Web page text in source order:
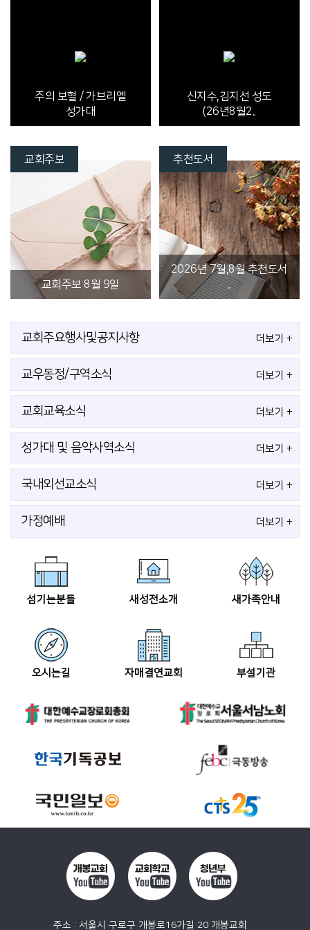
주의 보혈 / 가브리엘
성가대
신지수,김지선 성도
(26년8월2..
교회주보
교회주보 8월 9일
추천도서
2026년 7월,8월 추천도서
..
교회주요행사및공지사항 더보기 +
교우동정/구역소식 더보기 +
교회교육소식 더보기 +
성가대 및 음악사역소식 더보기 +
국내외선교소식 더보기 +
가정예배 더보기 +
섬기는분들 새성전소개 새가족안내
오시는길 자매결연교회 부설기관
주소 : 서울시 구로구 개봉로16가길 20 개봉교회